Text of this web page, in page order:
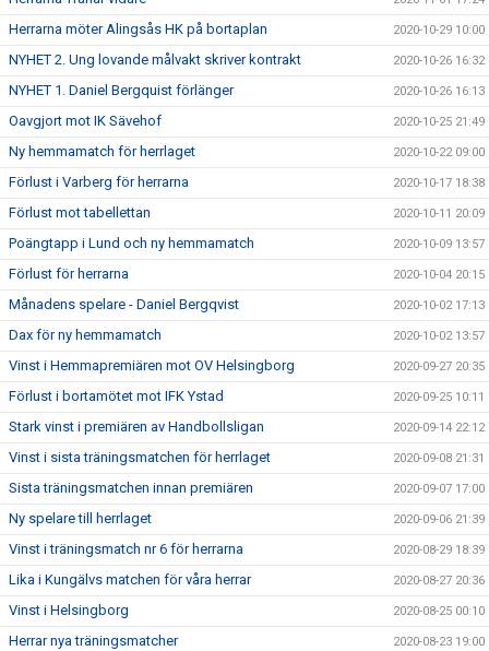
Herrarna möter Alingsås HK på bortaplan 2020-10-29 10:00
NYHET 2. Ung lovande målvakt skriver kontrakt 2020-10-26 16:32
NYHET 1. Daniel Bergquist förlänger 2020-10-26 16:13
Oavgjort mot IK Sävehof 2020-10-25 21:49
Ny hemmamatch för herrlaget 2020-10-22 09:00
Förlust i Varberg för herrarna 2020-10-17 18:38
Förlust mot tabellettan 2020-10-11 20:09
Poängtapp i Lund och ny hemmamatch 2020-10-09 13:57
Förlust för herrarna 2020-10-04 20:15
Månadens spelare - Daniel Bergqvist 2020-10-02 17:13
Dax för ny hemmamatch 2020-10-02 13:57
Vinst i Hemmapremiären mot OV Helsingborg 2020-09-27 20:35
Förlust i bortamötet mot IFK Ystad 2020-09-25 10:11
Stark vinst i premiären av Handbollsligan 2020-09-14 22:12
Vinst i sista träningsmatchen för herrlaget 2020-09-08 21:31
Sista träningsmatchen innan premiären 2020-09-07 17:00
Ny spelare till herrlaget 2020-09-06 21:39
Vinst i träningsmatch nr 6 för herrarna 2020-08-29 18:39
Lika i Kungälvs matchen för våra herrar 2020-08-27 20:36
Vinst i Helsingborg 2020-08-25 00:10
Herrar nya träningsmatcher 2020-08-23 19:00